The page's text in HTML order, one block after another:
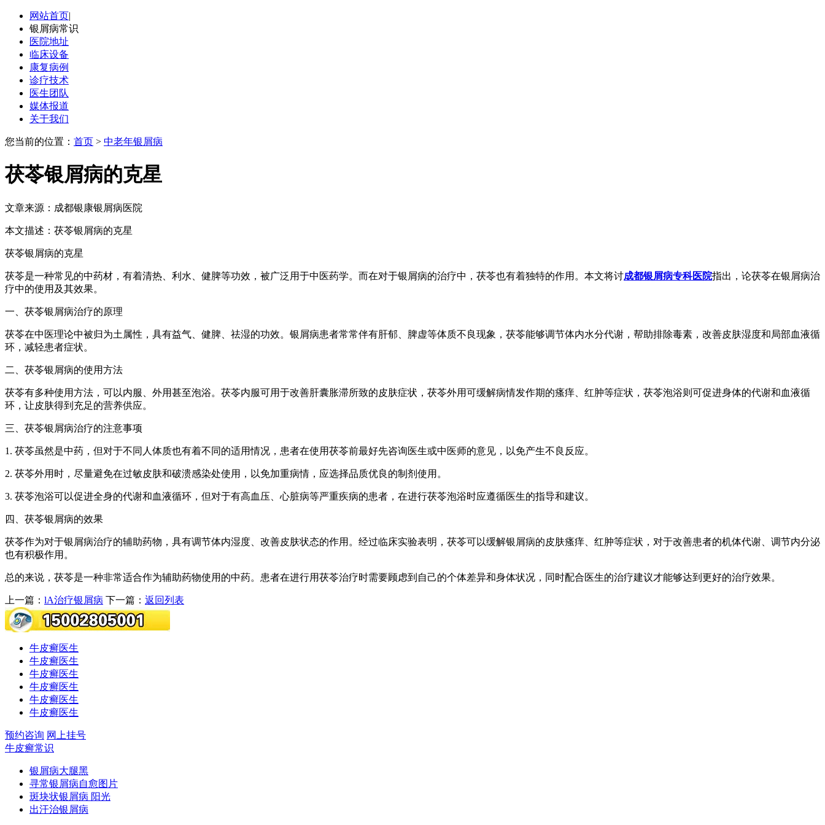
网站首页|
银屑病常识
医院地址
临床设备
康复病例
诊疗技术
医生团队
媒体报道
关于我们
您当前的位置： 首页 > 中老年银屑病
茯苓银屑病的克星
文章来源：成都银康银屑病医院
本文描述：茯苓银屑病的克星
茯苓银屑病的克星
茯苓是一种常见的中药材，有着清热、利水、健脾等功效，被广泛用于中医药学。而在对于银屑病的治疗中，茯苓也有着独特的作用。本文将讨成都银屑病专科医院指出，论茯苓在银屑病治
疗中的使用及其效果。
一、茯苓银屑病治疗的原理
茯苓在中医理论中被归为土属性，具有益气、健脾、祛湿的功效。银屑病患者常常伴有肝郁、脾虚等体质不良现象，茯苓能够调节体内水分代谢，帮助排除毒素，改善皮肤湿度和局部血液循
环，减轻患者症状。
二、茯苓银屑病的使用方法
茯苓有多种使用方法，可以内服、外用甚至泡浴。茯苓内服可用于改善肝囊胀滞所致的皮肤症状，茯苓外用可缓解病情发作期的瘙痒、红肿等症状，茯苓泡浴则可促进身体的代谢和血液循
环，让皮肤得到充足的营养供应。
三、茯苓银屑病治疗的注意事项
1. 茯苓虽然是中药，但对于不同人体质也有着不同的适用情况，患者在使用茯苓前最好先咨询医生或中医师的意见，以免产生不良反应。
2. 茯苓外用时，尽量避免在过敏皮肤和破溃感染处使用，以免加重病情，应选择品质优良的制剂使用。
3. 茯苓泡浴可以促进全身的代谢和血液循环，但对于有高血压、心脏病等严重疾病的患者，在进行茯苓泡浴时应遵循医生的指导和建议。
四、茯苓银屑病的效果
茯苓作为对于银屑病治疗的辅助药物，具有调节体内湿度、改善皮肤状态的作用。经过临床实验表明，茯苓可以缓解银屑病的皮肤瘙痒、红肿等症状，对于改善患者的机体代谢、调节内分泌
也有积极作用。
总的来说，茯苓是一种非常适合作为辅助药物使用的中药。患者在进行用茯苓治疗时需要顾虑到自己的个体差异和身体状况，同时配合医生的治疗建议才能够达到更好的治疗效果。
上一篇： lA治疗银屑病 下一篇： 返回列表
牛皮癣医生
牛皮癣医生
牛皮癣医生
牛皮癣医生
牛皮癣医生
牛皮癣医生
预约咨询 网上挂号
牛皮癣常识
银屑病大腿黑
寻常银屑病自愈图片
斑块状银屑病 阳光
出汗治银屑病